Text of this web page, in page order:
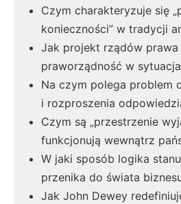
Czym charakteryzuje się
konieczności” w tradycji
Jak projekt rządów prawa
praworządność w
Na czym polega problem
i rozproszenia
Czym są „przestrzenie
funkcjonują wewnątrz
W jaki sposób logika
przenika do świata
Jak John Dewey